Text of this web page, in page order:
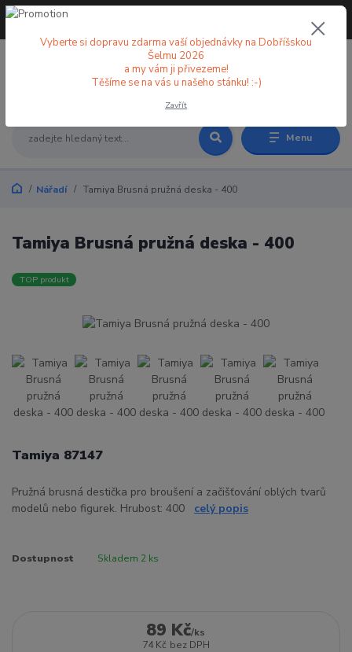
Menu
+420 773 998 582
Nářadí Tamiya Brusná pružná deska - 400
Tamiya Brusná pružná deska - 400
TOP produkt
Tamiya 87147
Pružná brusná destička pro broušení a začišťování oblých tvarů
modelů nebo figurek. Hrubost: 400 celý popis
Dostupnost Skladem 2 ks
89 Kč/ks
74 Kč bez DPH
Vyberte si dopravu zdarma vaší objednávky na Dobříšskou
Šelmu 2026
a my vám ji přivezeme!
Těšíme se na vás u našeho stánku! :-)
Zavřít